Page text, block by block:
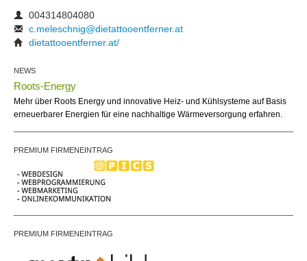
004314804080
c.meleschnig@dietattooentferner.at
dietattooentferner.at/
NEWS
Roots-Energy
Mehr über Roots Energy und innovative Heiz- und Kühlsysteme auf Basis
erneuerbarer Energien für eine nachhaltige Wärmeversorgung erfahren.
PREMIUM FIRMENEINTRAG
PREMIUM FIRMENEINTRAG